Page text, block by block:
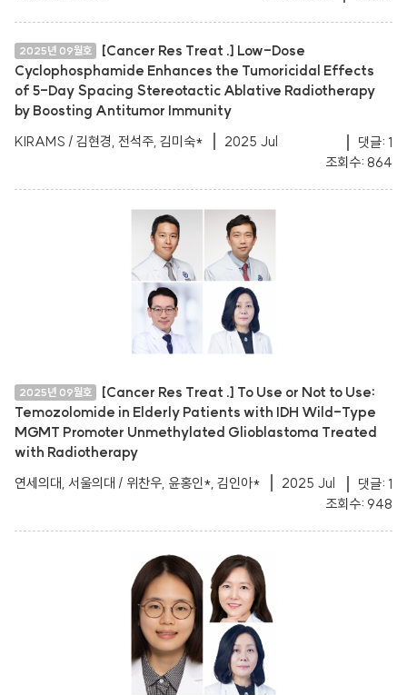
2025년 09월호
[Cancer Res Treat .] Low-Dose
Cyclophosphamide Enhances the Tumoricidal Effects
of 5-Day Spacing Stereotactic Ablative Radiotherapy
by Boosting Antitumor Immunity
KIRAMS / 김현경, 전석주, 김미숙*
2025 Jul
댓글: 1
조회수: 864
2025년 09월호
[Cancer Res Treat .] To Use or Not to Use:
Temozolomide in Elderly Patients with IDH Wild-Type
MGMT Promoter Unmethylated Glioblastoma Treated
with Radiotherapy
연세의대, 서울의대 / 위찬우, 윤홍인*, 김인아*
2025 Jul
댓글: 1
조회수: 948